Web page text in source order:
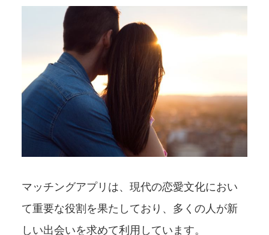
マッチングアプリは、現代の恋愛文化におい
て重要な役割を果たしており、多くの人が新
しい出会いを求めて利用しています。